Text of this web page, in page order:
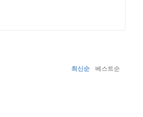
최신순 베스트순